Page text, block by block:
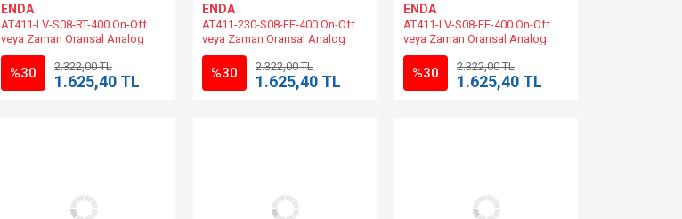
ENDA
AT411-LV-S08-RT-400 On-Off
veya Zaman Oransal Analog
Sıcaklık Kontrol 48x48mm 10-
30V DC/8-24V AC | AT411-RT-
400-SM Muadili.
%30 2.322,00 TL
1.625,40 TL
ENDA
AT411-230-S08-FE-400 On-Off
veya Zaman Oransal Analog
Sıcaklık Kontrol 48x48mm
230VAC +%10 -%20 | AT411-FE-
400-230VAC Muadili
%30 2.322,00 TL
1.625,40 TL
ENDA
AT411-LV-S08-FE-400 On-Off
veya Zaman Oransal Analog
Sıcaklık Kontrol 48x48mm 10-
30V DC/8-24V AC | AT411-FE-
400-SM Muadili.
%30 2.322,00 TL
1.625,40 TL